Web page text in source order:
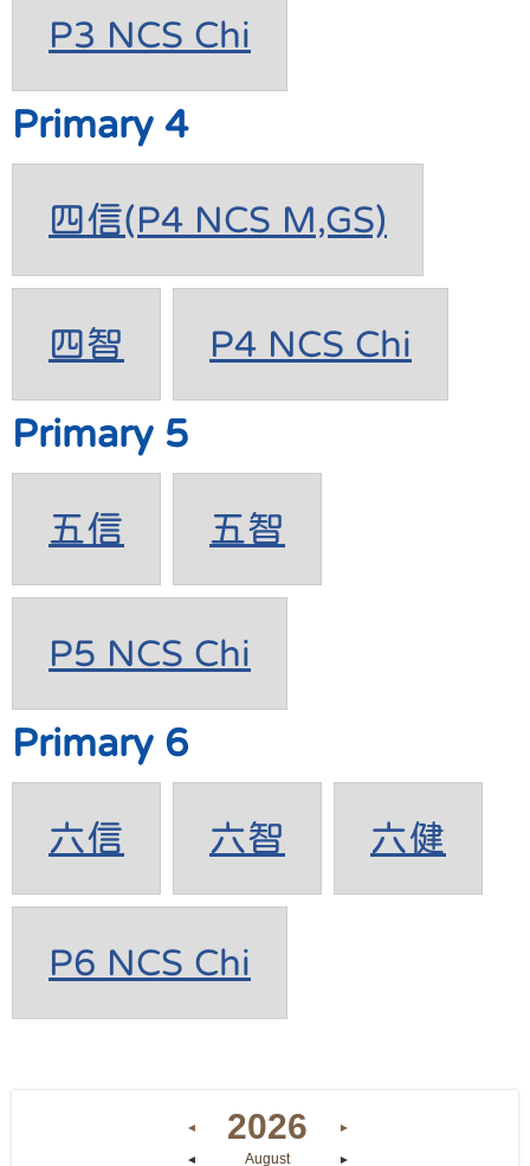
P3 NCS Chi
Primary 4
四信(P4 NCS M,GS)
四智 P4 NCS Chi
Primary 5
五信 五智
P5 NCS Chi
Primary 6
六信 六智 六健
P6 NCS Chi
◄ 2026 ►
◄ August ►